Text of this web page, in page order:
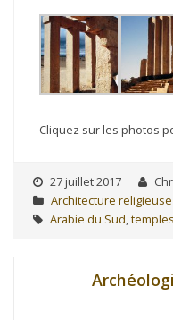
Cliquez sur les photos
27 juillet 2017
Architecture religieuse
Arabie du Sud,temples